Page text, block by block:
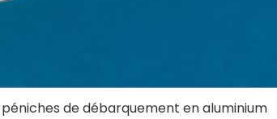
de débarquement en aluminium